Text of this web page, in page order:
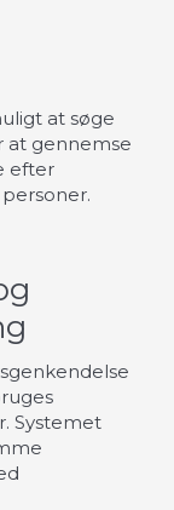
at søge
at gennemse
efter
Systemet